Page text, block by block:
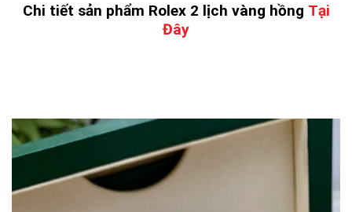
Chi tiết sản phẩm Rolex 2 lịch vàng hồng Tại
Đây